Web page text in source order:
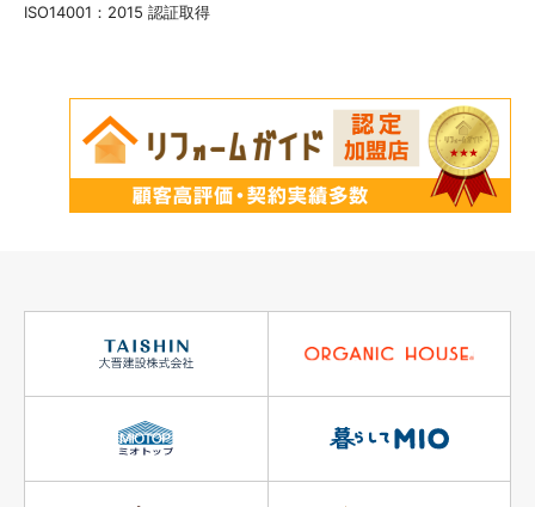
ISO14001：2015 認証取得